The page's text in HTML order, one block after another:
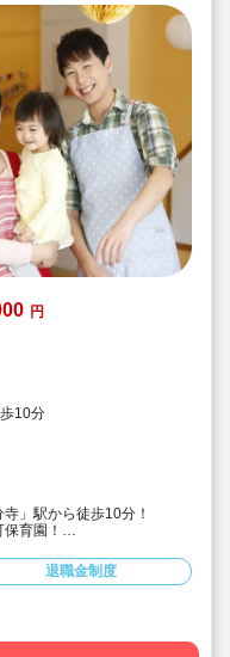
円
10分
」駅から徒歩10分！
育園！
退職金制度